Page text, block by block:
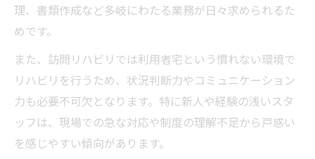
理、書類作成など多岐にわたる業務が日々求められるた
めです。
また、訪問リハビリでは利用者宅という慣れない環境で
リハビリを行うため、状況判断力やコミュニケーション
力も必要不可欠となります。特に新人や経験の浅いスタ
ッフは、現場での急な対応や制度の理解不足から戸惑い
を感じやすい傾向があります。